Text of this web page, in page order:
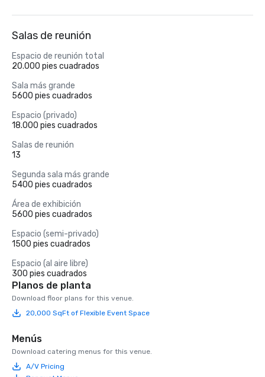
Salas de reunión
Espacio de reunión total
20.000 pies cuadrados
Sala más grande
5600 pies cuadrados
Espacio (privado)
18.000 pies cuadrados
Salas de reunión
13
Segunda sala más grande
5400 pies cuadrados
Área de exhibición
5600 pies cuadrados
Espacio (semi-privado)
1500 pies cuadrados
Espacio (al aire libre)
300 pies cuadrados
Planos de planta
Download floor plans for this venue.
20,000 SqFt of Flexible Event Space
Menús
Download catering menus for this venue.
A/V Pricing